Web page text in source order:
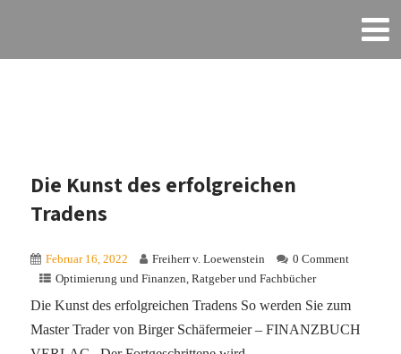
Die Kunst des erfolgreichen
Tradens
Februar 16, 2022 Freiherr v. Loewenstein
0 Comment
Optimierung und Finanzen,Ratgeber und Fachbücher
Die Kunst des erfolgreichen Tradens So werden Sie zum
Master Trader von Birger Schäfermeier – FINANZBUCH